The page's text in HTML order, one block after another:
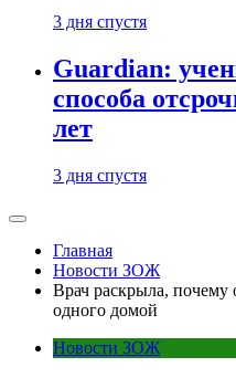
3 дня спустя
Guardian:
способа
лет
3 дня спустя
Главная
Новости ЗОЖ
Врач раскрыла, почему
одного домой
Новости ЗОЖ